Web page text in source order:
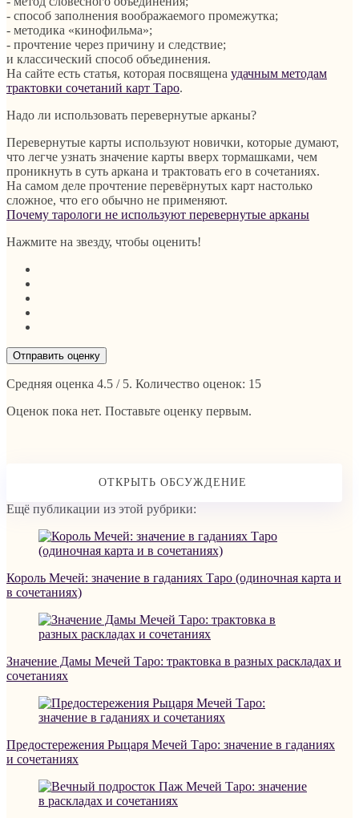
- способ заполнения воображаемого промежутка;
- методика «кинофильма»;
- прочтение через причину и следствие;
и классический способ объединения.
На сайте есть статья, которая посвящена удачным методам
трактовки сочетаний карт Таро.
Надо ли использовать перевернутые арканы?
Перевернутые карты используют новички, которые думают,
что легче узнать значение карты вверх тормашками, чем
проникнуть в суть аркана и трактовать его в сочетаниях.
На самом деле прочтение перевёрнутых карт настолько
сложное, что его обычно не применяют.
Почему тарологи не используют перевернутые арканы
Нажмите на звезду, чтобы оценить!
Отправить оценку
Средняя оценка 4.5 / 5. Количество оценок: 15
Оценок пока нет. Поставьте оценку первым.
Ещё публикации из этой рубрики:
Король Мечей: значение в гаданиях Таро (одиночная карта и
в сочетаниях)
Значение Дамы Мечей Таро: трактовка в разных раскладах и
сочетаниях
Предостережения Рыцаря Мечей Таро: значение в гаданиях
и сочетаниях